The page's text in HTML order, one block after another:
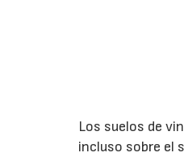
Los suelos de
incluso sobre el